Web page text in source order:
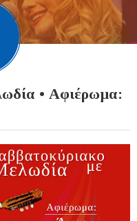
• Αφιέρωμα: